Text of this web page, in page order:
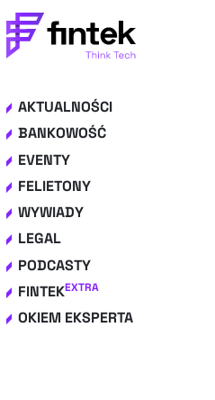
AKTUALNOŚCI
BANKOWOŚĆ
EVENTY
FELIETONY
WYWIADY
LEGAL
PODCASTY
FINTEKEXTRA
OKIEM EKSPERTA